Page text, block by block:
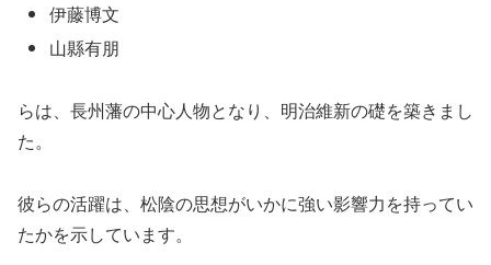
伊藤博文
山縣有朋
らは、長州藩の中心人物となり、明治維新の礎を築きまし
た。
彼らの活躍は、松陰の思想がいかに強い影響力を持ってい
たかを示しています。